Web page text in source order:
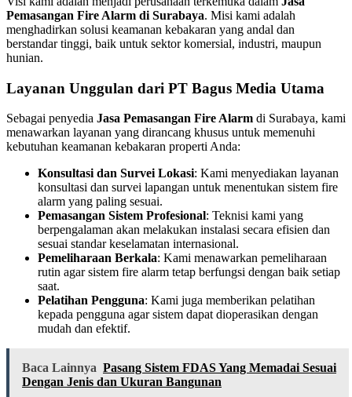
Pemasangan Fire Alarm di Surabaya. Misi kami adalah
menghadirkan solusi keamanan kebakaran yang andal dan
berstandar tinggi, baik untuk sektor komersial, industri, maupun
hunian.
Layanan Unggulan dari PT Bagus Media Utama
Sebagai penyedia Jasa Pemasangan Fire Alarm di Surabaya, kami
menawarkan layanan yang dirancang khusus untuk memenuhi
kebutuhan keamanan kebakaran properti Anda:
Konsultasi dan Survei Lokasi: Kami menyediakan layanan
konsultasi dan survei lapangan untuk menentukan sistem fire
alarm yang paling sesuai.
Pemasangan Sistem Profesional: Teknisi kami yang
berpengalaman akan melakukan instalasi secara efisien dan
sesuai standar keselamatan internasional.
Pemeliharaan Berkala: Kami menawarkan pemeliharaan
rutin agar sistem fire alarm tetap berfungsi dengan baik setiap
saat.
Pelatihan Pengguna: Kami juga memberikan pelatihan
kepada pengguna agar sistem dapat dioperasikan dengan
mudah dan efektif.
Baca Lainnya Pasang Sistem FDAS Yang Memadai Sesuai
Dengan Jenis dan Ukuran Bangunan